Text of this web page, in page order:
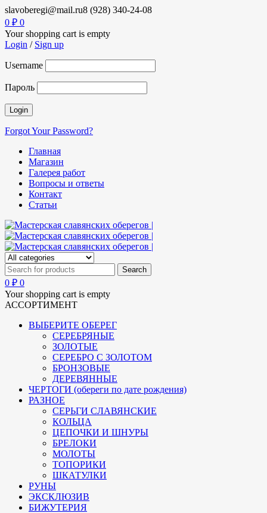
slavoberegi@mail.ru8 (928) 340-24-08
0 ₽ 0
Your shopping cart is empty
Login / Sign up
Username
Пароль
Forgot Your Password?
Главная
Магазин
Галерея работ
Вопросы и ответы
Контакт
Статьи
0 ₽ 0
Your shopping cart is empty
АССОРТИМЕНТ
ВЫБЕРИТЕ ОБЕРЕГ
СЕРЕБРЯНЫЕ
ЗОЛОТЫЕ
СЕРЕБРО С ЗОЛОТОМ
БРОНЗОВЫЕ
ДЕРЕВЯННЫЕ
ЧЕРТОГИ (обереги по дате рождения)
РАЗНОЕ
СЕРЬГИ СЛАВЯНСКИЕ
КОЛЬЦА
ЦЕПОЧКИ И ШНУРЫ
БРЕЛОКИ
МОЛОТЫ
ТОПОРИКИ
ШКАТУЛКИ
РУНЫ
ЭКСКЛЮЗИВ
БИЖУТЕРИЯ